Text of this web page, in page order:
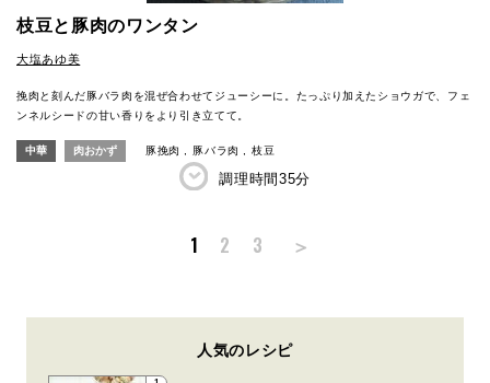
枝豆と豚肉のワンタン
大塩あゆ美
挽肉と刻んだ豚バラ肉を混ぜ合わせてジューシーに。たっぷり加えたショウガで、フェ
ンネルシードの甘い香りをより引き立てて。
中華 肉おかず 豚挽肉 豚バラ肉 枝豆
調理時間35分
1 2 3 ＞
人気のレシピ